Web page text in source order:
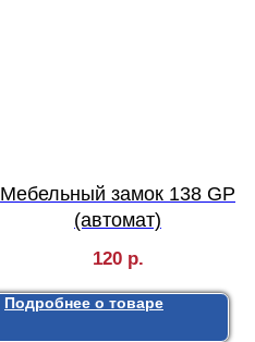
Мебельный замок 138 GP
(автомат)
120 р.
Подробнее о товаре